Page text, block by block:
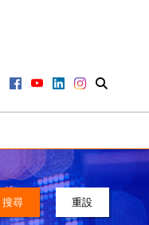
搜尋 重設